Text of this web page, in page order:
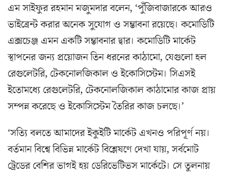
এম সাইফুর রহমান মজুমদার বলেন, ‘পুঁজিবাজারকে আরও
ভাইব্রেন্ট করার অনেক সুযোগ ও সম্ভাবনা রয়েছে। কমোডিটি
এক্সচেঞ্জ এমন একটি সম্ভাবনার দ্বার। কমোডিটি মার্কেট
স্থাপনের জন্য প্রয়োজন তিন ধরনের কাঠামো, যেগুলো হল
রেগুলেটরি, টেকনোলজিকাল ও ইকোসিস্টেম। সিএসই
ইতোমধ্যে রেগুলেটরি, টেকনোলজিকাল কাঠামোর কাজ প্রায়
সম্পন্ন করেছে ও ইকোসিস্টেম তৈরির কাজ চলছে।’
‘সত্যি বলতে আমাদের ইকুইটি মার্কেট এখনও পরিপূর্ণ নয়।
বর্তমান বিশ্বে বিভিন্ন মার্কেট বিশ্লেষণে দেখা যায়, সর্বমোট
ট্রেডের বেশির ভাগই হয় ডেরিভেটিভস মার্কেটে। সে তুলনায়